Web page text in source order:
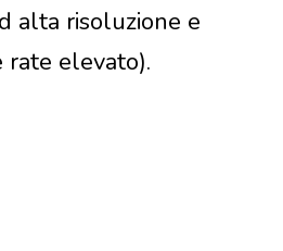
alta risoluzione e
rate elevato).